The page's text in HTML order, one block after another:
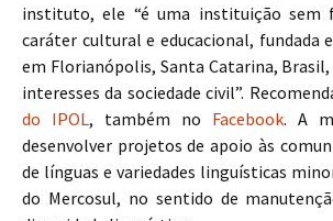
instituto, ele “é uma instituição sem
caráter cultural e educacional, fundada
em Florianópolis, Santa Catarina,
interesses da sociedade civil”.
do IPOL, também no Facebook. A
desenvolver projetos de apoio às
de línguas e variedades linguísticas
do Mercosul, no sentido de